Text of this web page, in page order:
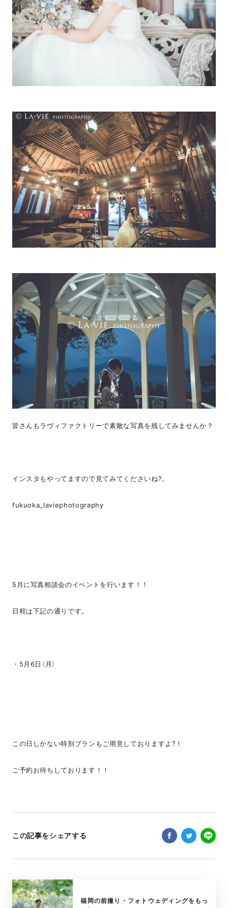
皆さんもラヴィファクトリーで素敵な写真を残してみませんか？
インスタもやってますので見てみてくださいね?。
fukuoka_laviephotography
5月に写真相談会のイベントを行います！！
日程は下記の通りです。
・5月6日（月）
この日しかない特別プランもご用意しておりますよ?！
ご予約お待ちしております！！
この記事をシェアする
福岡の前撮り・フォトウェディングをもっ